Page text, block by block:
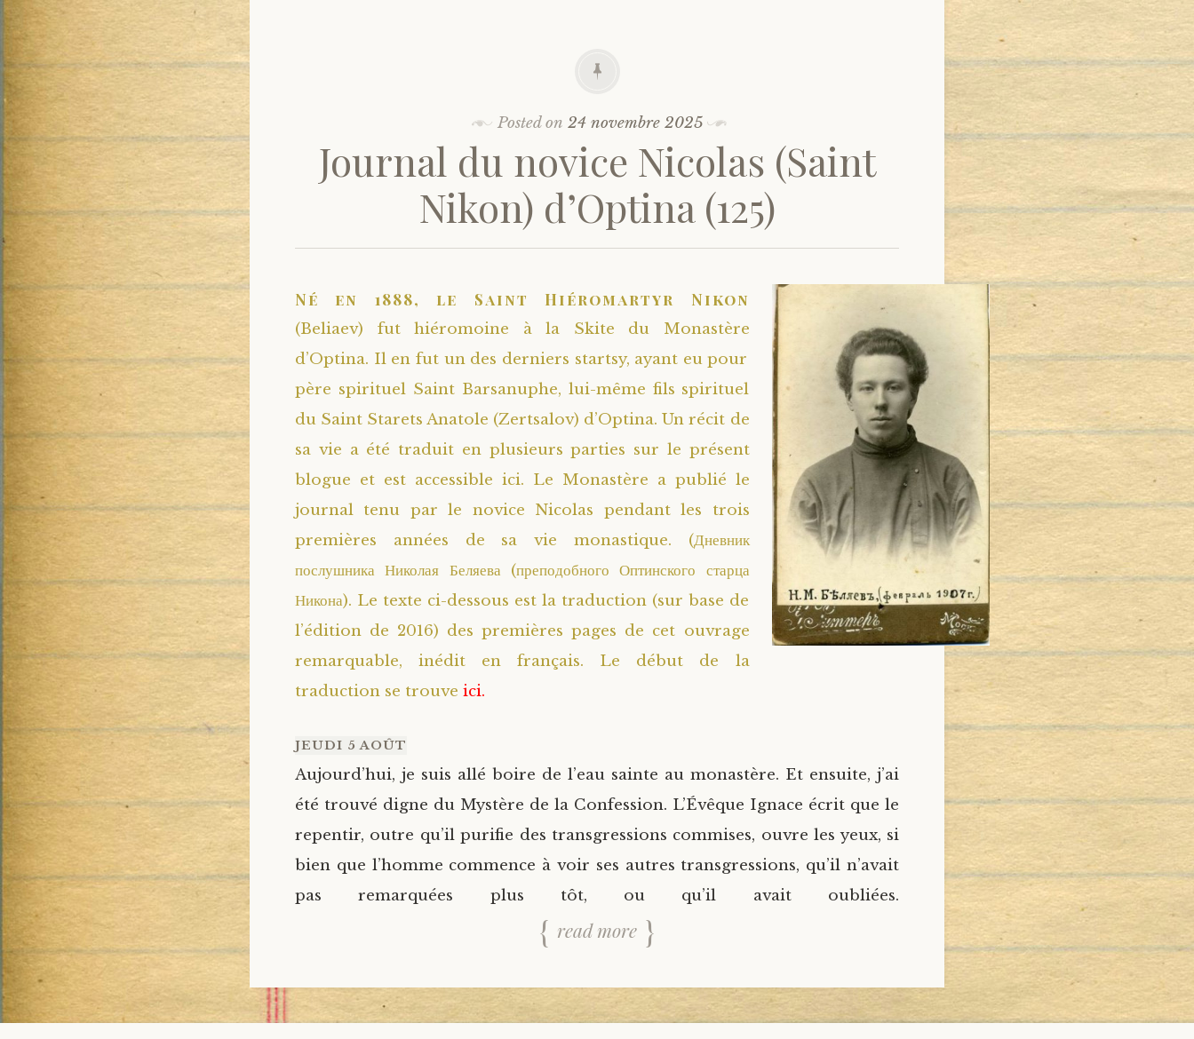
Posted on 24 novembre 2025
Journal du novice Nicolas (Saint
Nikon) d’Optina (125)
Né en 1888, le Saint Hiéromartyr Nikon
(Beliaev) fut hiéromoine à la Skite du Monastère
d’Optina. Il en fut un des derniers startsy, ayant eu pour
père spirituel Saint Barsanuphe, lui-même fils spirituel
du Saint Starets Anatole (Zertsalov) d’Optina. Un récit de
sa vie a été traduit en plusieurs parties sur le présent
blogue et est accessible ici. Le Monastère a publié le
journal tenu par le novice Nicolas pendant les trois
premières années de sa vie monastique. (Дневник
послушника Николая Беляева (преподобного Оптинского старца
Никона). Le texte ci-dessous est la traduction (sur base de
l’édition de 2016) des premières pages de cet ouvrage
remarquable, inédit en français. Le début de la
traduction se trouve ici.
JEUDI 5 AOÛT
Aujourd’hui, je suis allé boire de l’eau sainte au monastère. Et ensuite, j’ai
été trouvé digne du Mystère de la Confession. L’Évêque Ignace écrit que le
repentir, outre qu’il purifie des transgressions commises, ouvre les yeux, si
bien que l’homme commence à voir ses autres transgressions, qu’il n’avait
pas remarquées plus tôt, ou qu’il avait oubliées.
read more